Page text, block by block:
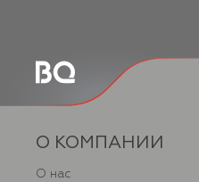
О КОМПАНИИ
О нас